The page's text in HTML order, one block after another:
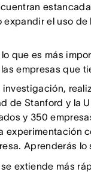
el uso de
que es más
empresas que
de Stanford y la
y 350
experimentación
Aprenderás lo
extiende más